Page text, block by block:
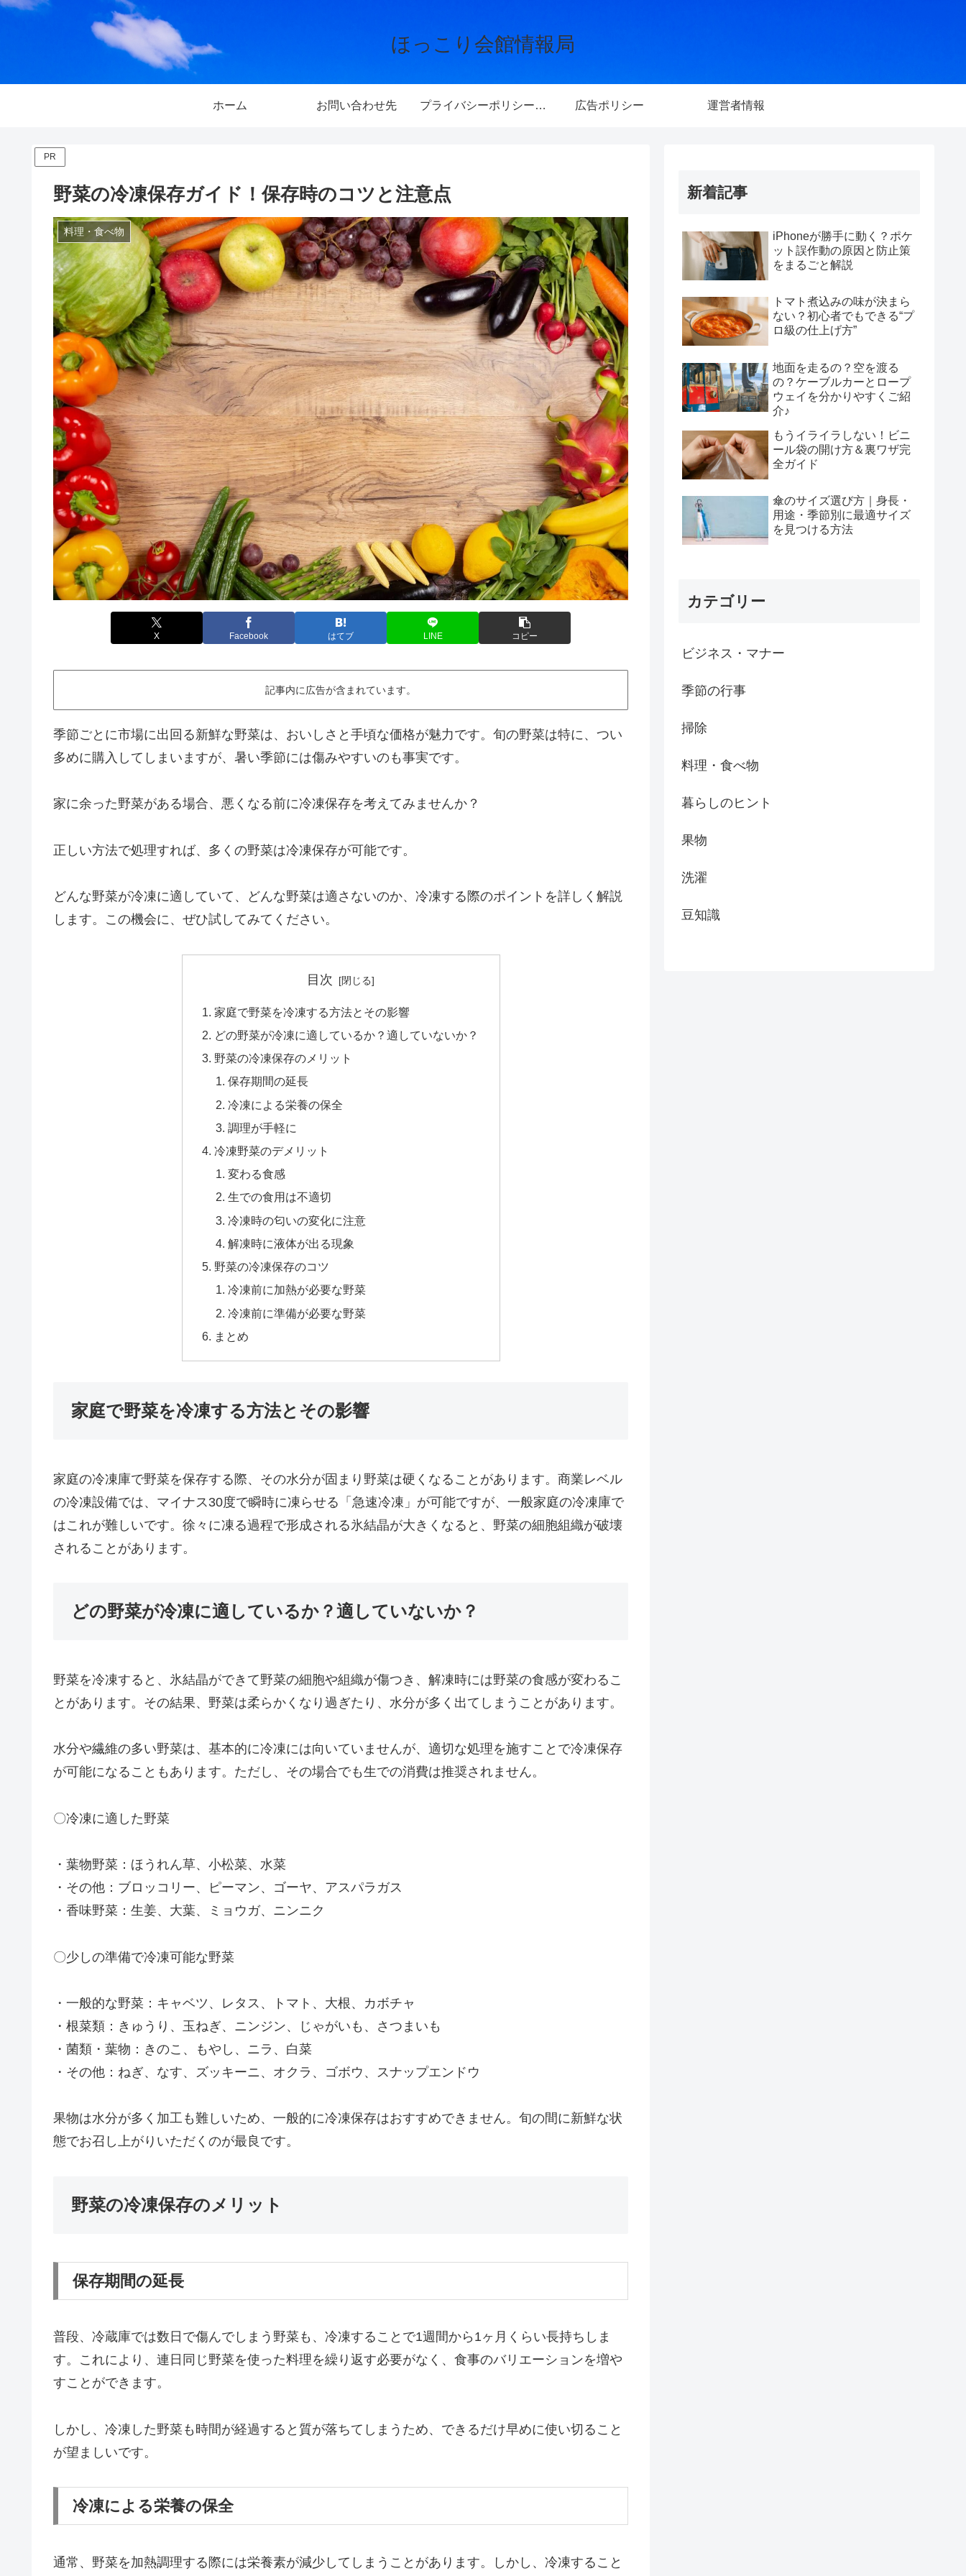
ほっこり会館情報局
ホーム お問い合わせ先 プライバシーポリシー・免責事項 広告ポリシー 運営者情報
PR
野菜の冷凍保存ガイド！保存時のコツと注意点
料理・食べ物
X Facebook はてブ LINE コピー
記事内に広告が含まれています。
季節ごとに市場に出回る新鮮な野菜は、おいしさと手頃な価格が魅力です。旬の野菜は特に、つい
多めに購入してしまいますが、暑い季節には傷みやすいのも事実です。
家に余った野菜がある場合、悪くなる前に冷凍保存を考えてみませんか？
正しい方法で処理すれば、多くの野菜は冷凍保存が可能です。
どんな野菜が冷凍に適していて、どんな野菜は適さないのか、冷凍する際のポイントを詳しく解説
します。この機会に、ぜひ試してみてください。
目次
家庭で野菜を冷凍する方法とその影響
どの野菜が冷凍に適しているか？適していないか？
野菜の冷凍保存のメリット
保存期間の延長
冷凍による栄養の保全
調理が手軽に
冷凍野菜のデメリット
変わる食感
生での食用は不適切
冷凍時の匂いの変化に注意
解凍時に液体が出る現象
野菜の冷凍保存のコツ
冷凍前に加熱が必要な野菜
冷凍前に準備が必要な野菜
まとめ
家庭で野菜を冷凍する方法とその影響
家庭の冷凍庫で野菜を保存する際、その水分が固まり野菜は硬くなることがあります。商業レベル
の冷凍設備では、マイナス30度で瞬時に凍らせる「急速冷凍」が可能ですが、一般家庭の冷凍庫で
はこれが難しいです。徐々に凍る過程で形成される氷結晶が大きくなると、野菜の細胞組織が破壊
されることがあります。
どの野菜が冷凍に適しているか？適していないか？
野菜を冷凍すると、氷結晶ができて野菜の細胞や組織が傷つき、解凍時には野菜の食感が変わるこ
とがあります。その結果、野菜は柔らかくなり過ぎたり、水分が多く出てしまうことがあります。
水分や繊維の多い野菜は、基本的に冷凍には向いていませんが、適切な処理を施すことで冷凍保存
が可能になることもあります。ただし、その場合でも生での消費は推奨されません。
〇冷凍に適した野菜
・葉物野菜：ほうれん草、小松菜、水菜
・その他：ブロッコリー、ピーマン、ゴーヤ、アスパラガス
・香味野菜：生姜、大葉、ミョウガ、ニンニク
〇少しの準備で冷凍可能な野菜
・一般的な野菜：キャベツ、レタス、トマト、大根、カボチャ
・根菜類：きゅうり、玉ねぎ、ニンジン、じゃがいも、さつまいも
・菌類・葉物：きのこ、もやし、ニラ、白菜
・その他：ねぎ、なす、ズッキーニ、オクラ、ゴボウ、スナップエンドウ
果物は水分が多く加工も難しいため、一般的に冷凍保存はおすすめできません。旬の間に新鮮な状
態でお召し上がりいただくのが最良です。
野菜の冷凍保存のメリット
保存期間の延長
普段、冷蔵庫では数日で傷んでしまう野菜も、冷凍することで1週間から1ヶ月くらい長持ちしま
す。これにより、連日同じ野菜を使った料理を繰り返す必要がなく、食事のバリエーションを増や
すことができます。
しかし、冷凍した野菜も時間が経過すると質が落ちてしまうため、できるだけ早めに使い切ること
が望ましいです。
冷凍による栄養の保全
通常、野菜を加熱調理する際には栄養素が減少してしまうことがあります。しかし、冷凍すること
新着記事
iPhoneが勝手に動く？ポケ
ット誤作動の原因と防止策
をまるごと解説
トマト煮込みの味が決まら
ない？初心者でもできる“プ
ロ級の仕上げ方”
地面を走るの？空を渡る
の？ケーブルカーとロープ
ウェイを分かりやすくご紹
介♪
もうイライラしない！ビニ
ール袋の開け方＆裏ワザ完
全ガイド
傘のサイズ選び方｜身長・
用途・季節別に最適サイズ
を見つける方法
カテゴリー
ビジネス・マナー
季節の行事
掃除
料理・食べ物
暮らしのヒント
果物
洗濯
豆知識